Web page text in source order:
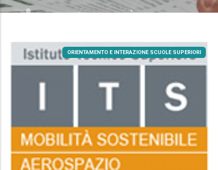
ORIENTAMENTO E INTERAZIONE SCUOLE SUPERIORI